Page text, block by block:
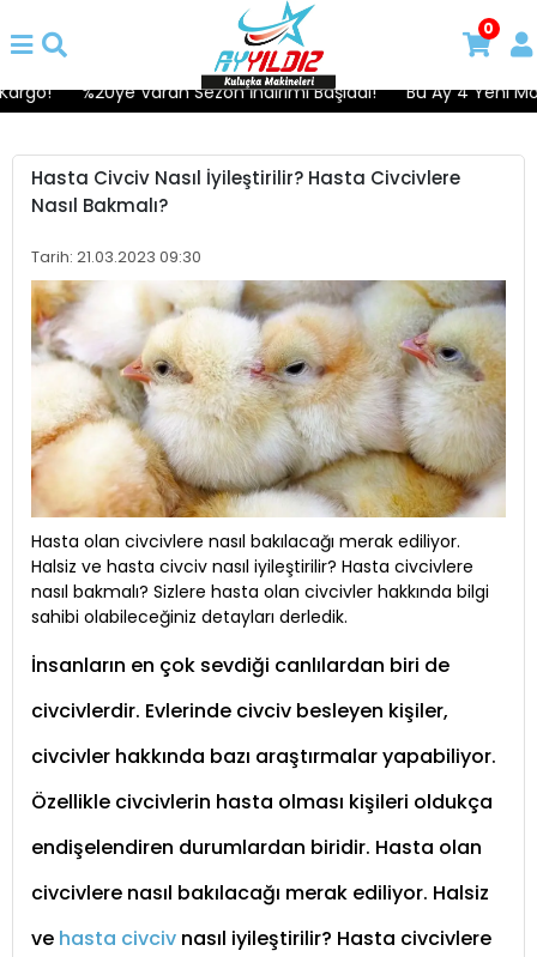
%20ye Varan Sezon İndirimi Başladı! Bu Ay 4 Yeni
0
Hasta Civciv Nasıl İyileştirilir? Hasta Civcivlere
Nasıl Bakmalı?
Tarih: 21.03.2023 09:30
Hasta olan civcivlere nasıl bakılacağı merak ediliyor.
Halsiz ve hasta civciv nasıl iyileştirilir? Hasta civcivlere
nasıl bakmalı? Sizlere hasta olan civcivler hakkında bilgi
sahibi olabileceğiniz detayları derledik.
İnsanların en çok sevdiği canlılardan biri de
civcivlerdir. Evlerinde civciv besleyen kişiler,
civcivler hakkında bazı araştırmalar yapabiliyor.
Özellikle civcivlerin hasta olması kişileri oldukça
endişelendiren durumlardan biridir. Hasta olan
civcivlere nasıl bakılacağı merak ediliyor. Halsiz
ve hasta civciv nasıl iyileştirilir? Hasta civcivlere